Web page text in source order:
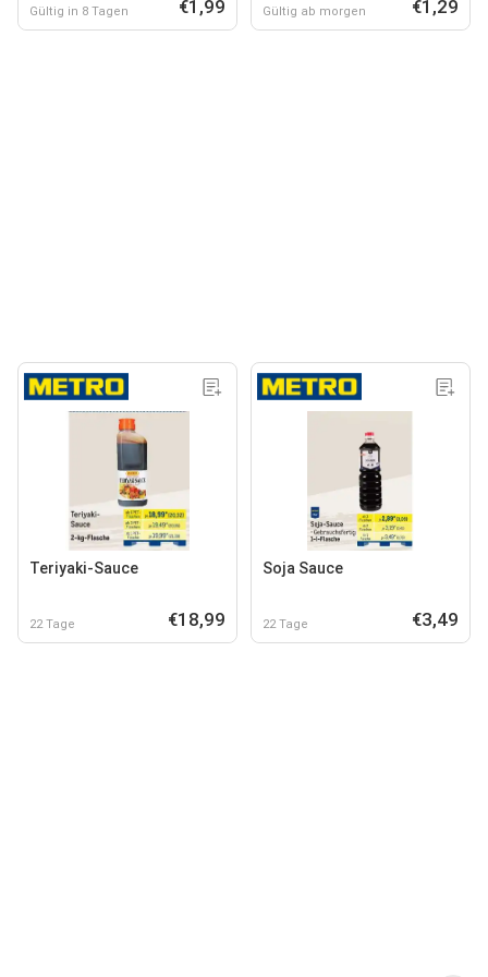
Gültig in 8 Tagen €1,99 Gültig ab morgen €1,29
Teriyaki-Sauce
22 Tage €18,99
Soja Sauce
22 Tage €3,49